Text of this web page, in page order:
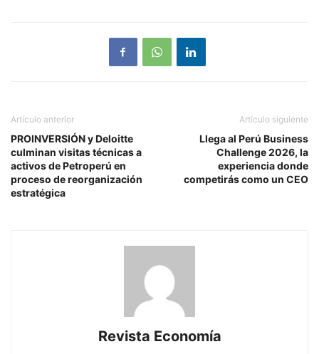
Artículo anterior
PROINVERSIÓN y Deloitte
culminan visitas técnicas a
activos de Petroperú en
proceso de reorganización
estratégica
Artículo siguiente
Llega al Perú Business
Challenge 2026, la
experiencia donde
competirás como un CEO
Revista Economía